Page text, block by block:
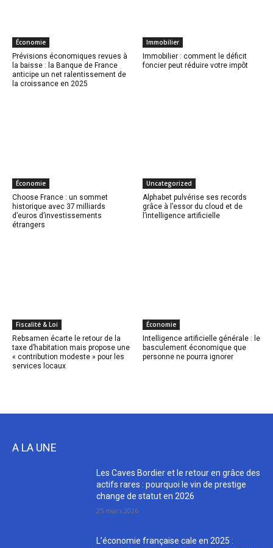
Économie
Prévisions économiques revues à
la baisse : la Banque de France
anticipe un net ralentissement de
la croissance en 2025
Immobilier
Immobilier : comment le déficit
foncier peut réduire votre impôt
Économie
Choose France : un sommet
historique avec 37 milliards
d’euros d’investissements
étrangers
Uncategorized
Alphabet pulvérise ses records
grâce à l’essor du cloud et de
l’intelligence artificielle
Fiscalité & Loi
Rebsamen écarte le retour de la
taxe d’habitation mais propose une
« contribution modeste » pour les
services locaux
Économie
Intelligence artificielle générale : le
basculement économique que
personne ne pourra ignorer
A LA UNE
Les Caves Bordier et le retour en grâce des
actifs rares : pourquoi le vin de prestige
change de statut en 2026
25 mars 2026
L’économie française cale en 2025 :